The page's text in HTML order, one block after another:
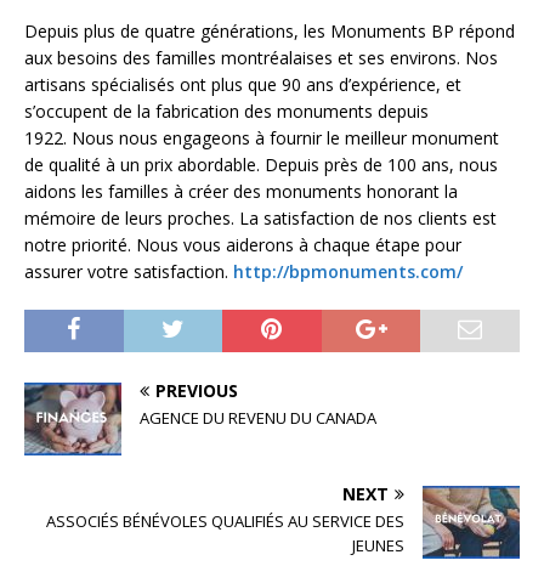
Depuis plus de quatre générations, les Monuments BP répond
aux besoins des familles montréalaises et ses environs. Nos
artisans spécialisés ont plus que 90 ans d’expérience, et
s’occupent de la fabrication des monuments depuis
1922. Nous nous engageons à fournir le meilleur monument
de qualité à un prix abordable. Depuis près de 100 ans, nous
aidons les familles à créer des monuments honorant la
mémoire de leurs proches. La satisfaction de nos clients est
notre priorité. Nous vous aiderons à chaque étape pour
assurer votre satisfaction. http://bpmonuments.com/
PREVIOUS
AGENCE DU REVENU DU CANADA
NEXT
ASSOCIÉS BÉNÉVOLES QUALIFIÉS AU SERVICE DES
JEUNES